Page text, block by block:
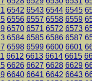
6542 6543 6544 6545
6556 6557 6558 6559
6570 6571 6572 6573
6584 6585 6586 6587
6598 6599 6600 6601
6612 6613 6614 6615
6626 6627 6628 6629
6640 6641 6642 6643